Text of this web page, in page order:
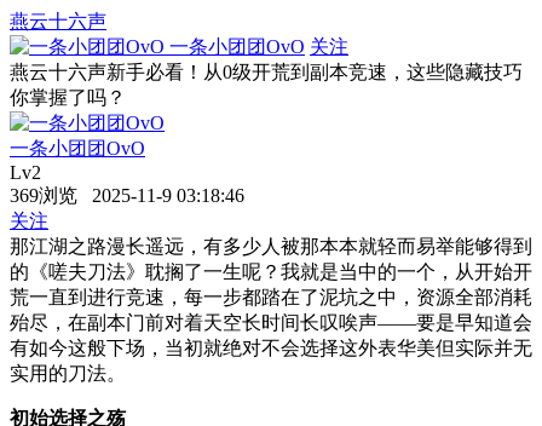
燕云十六声
一条小团团OvO 关注
燕云十六声新手必看！从0级开荒到副本竞速，这些隐藏技巧
你掌握了吗？
一条小团团OvO
Lv2
369浏览 2025-11-9 03:18:46
关注
那江湖之路漫长遥远，有多少人被那本本就轻而易举能够得到
的《嗟夫刀法》耽搁了一生呢？我就是当中的一个，从开始开
荒一直到进行竞速，每一步都踏在了泥坑之中，资源全部消耗
殆尽，在副本门前对着天空长时间长叹唉声——要是早知道会
有如今这般下场，当初就绝对不会选择这外表华美但实际并无
实用的刀法。
初始选择之殇